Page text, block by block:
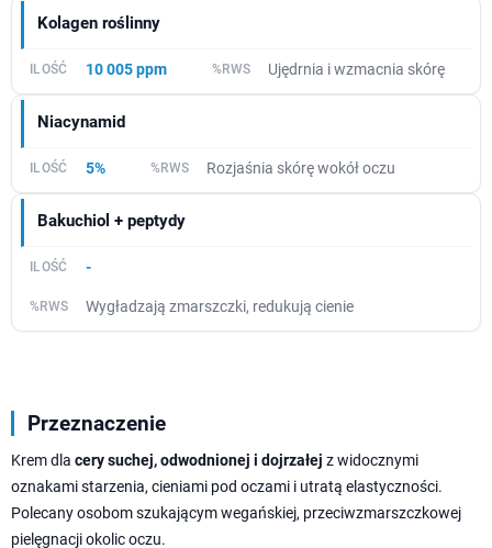
Kolagen roślinny
10 005 ppm Ujędrnia i wzmacnia skórę
Niacynamid
5% Rozjaśnia skórę wokół oczu
Bakuchiol + peptydy
-
Wygładzają zmarszczki, redukują cienie
Przeznaczenie
Krem dla cery suchej, odwodnionej i dojrzałej z widocznymi
oznakami starzenia, cieniami pod oczami i utratą elastyczności.
Polecany osobom szukającym wegańskiej, przeciwzmarszczkowej
pielęgnacji okolic oczu.